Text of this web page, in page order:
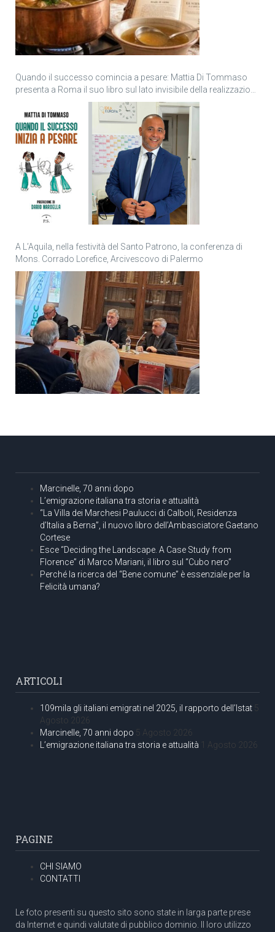
Quando il successo comincia a pesare: Mattia Di Tommaso
presenta a Roma il suo libro sul lato invisibile della realizzazione
A L’Aquila, nella festività del Santo Patrono, la conferenza di
Mons. Corrado Lorefice, Arcivescovo di Palermo
Marcinelle, 70 anni dopo
L’emigrazione italiana tra storia e attualità
“La Villa dei Marchesi Paulucci di Calboli, Residenza
d’Italia a Berna”, il nuovo libro dell’Ambasciatore Gaetano
Cortese
Esce “Deciding the Landscape. A Case Study from
Florence” di Marco Mariani, il libro sul “Cubo nero”
Perché la ricerca del “Bene comune” è essenziale per la
Felicità umana?
ARTICOLI
109mila gli italiani emigrati nel 2025, il rapporto dell’Istat 5
Agosto 2026
Marcinelle, 70 anni dopo 5 Agosto 2026
L’emigrazione italiana tra storia e attualità 1 Agosto 2026
PAGINE
CHI SIAMO
CONTATTI
Le foto presenti su questo sito sono state in larga parte prese
da Internet e quindi valutate di pubblico dominio. Il loro utilizzo